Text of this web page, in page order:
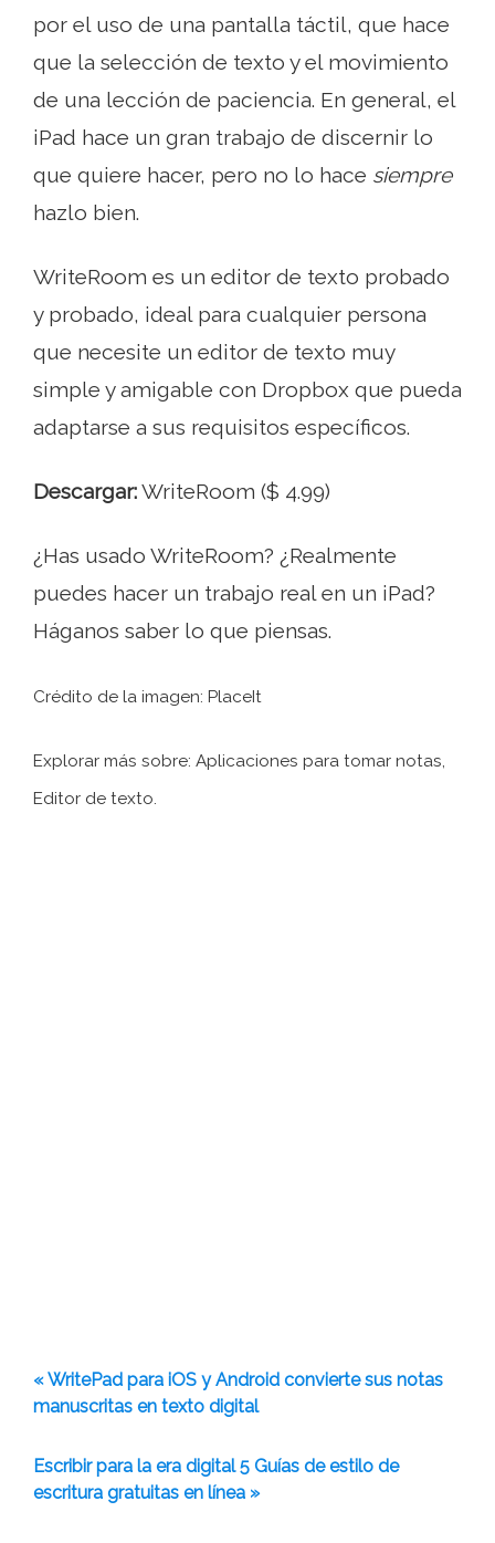
por el uso de una pantalla táctil, que hace
que la selección de texto y el movimiento
de una lección de paciencia. En general, el
iPad hace un gran trabajo de discernir lo
que quiere hacer, pero no lo hace siempre
hazlo bien.
WriteRoom es un editor de texto probado
y probado, ideal para cualquier persona
que necesite un editor de texto muy
simple y amigable con Dropbox que pueda
adaptarse a sus requisitos específicos.
Descargar:WriteRoom ($ 4.99)
¿Has usado WriteRoom? ¿Realmente
puedes hacer un trabajo real en un iPad?
Háganos saber lo que piensas.
Crédito de la imagen: PlaceIt
Explorar más sobre: ​​Aplicaciones para tomar notas,
Editor de texto.
« WritePad para iOS y Android convierte sus notas
manuscritas en texto digital
Escribir para la era digital 5 Guías de estilo de
escritura gratuitas en línea »